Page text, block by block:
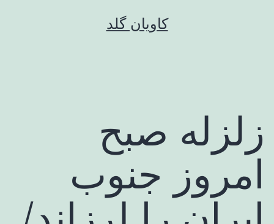
کاویان گلد
زلزله صبح
امروز جنوب